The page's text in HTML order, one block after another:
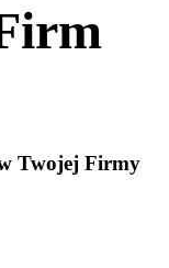
Twojej Firmy